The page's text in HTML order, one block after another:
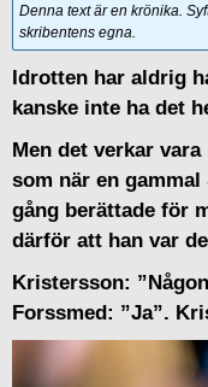
Denna text är en krönika.
skribentens egna.
Idrotten har aldrig
kanske inte ha det
Men det verkar
som när en gammal
gång berättade för
därför att han var
Kristersson:
Forssmed: ”Ja”.